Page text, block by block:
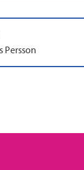
Persson